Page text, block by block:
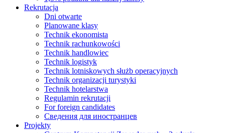
Rekrutacja
Dni otwarte
Planowane klasy
Technik ekonomista
Technik rachunkowości
Technik handlowiec
Technik logistyk
Technik lotniskowych służb operacyjnych
Technik organizacji turystyki
Technik hotelarstwa
Regulamin rekrutacji
For foreign candidates
Сведения для иностранцев
Projekty